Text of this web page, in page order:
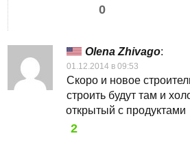
0
Olena Zhivago:
01.12.2014 в 09:53
Скоро и новое
строить будут там и
открытый с продуктами
2